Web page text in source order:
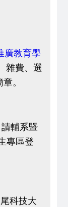
廣教育學
雜費、選
。
輔系暨
專區登
科技大